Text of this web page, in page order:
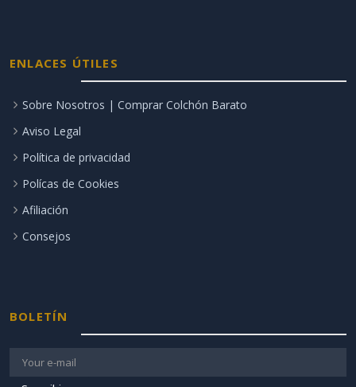
ENLACES ÚTILES
Sobre Nosotros | Comprar Colchón Barato
Aviso Legal
Política de privacidad
Polícas de Cookies
Afiliación
Consejos
BOLETÍN